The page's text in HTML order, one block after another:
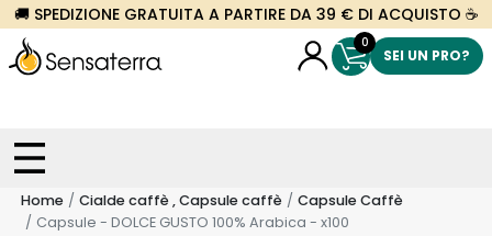
🚚 SPEDIZIONE GRATUITA A PARTIRE DA 39 € DI ACQUISTO ☕
0
SEI UN PRO?
Home Cialde caffè , Capsule caffè
Capsule Caffè
Capsule - DOLCE GUSTO 100% Arabica - x100